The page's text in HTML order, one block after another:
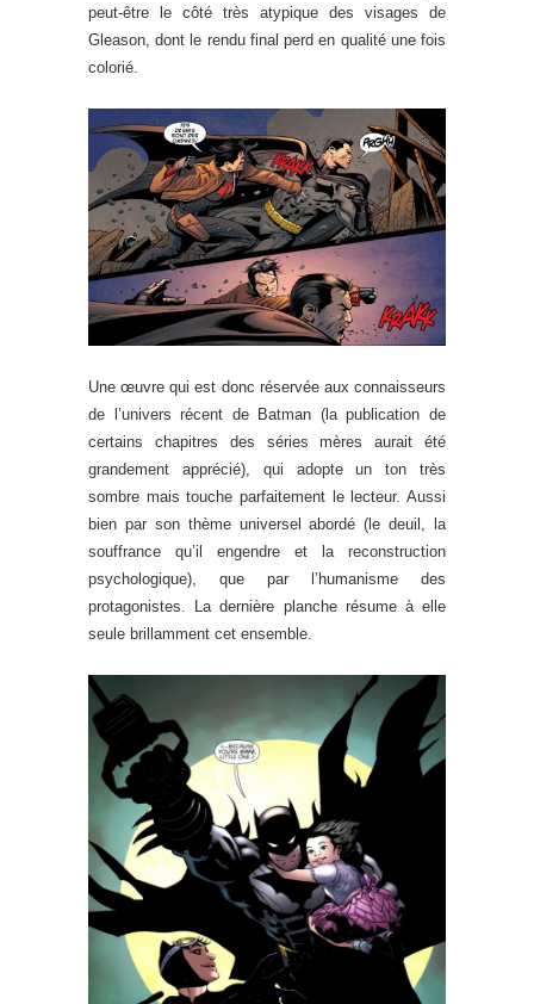
peut-être le côté très atypique des visages de
Gleason, dont le rendu final perd en qualité une fois
colorié.
Une œuvre qui est donc réservée aux connaisseurs
de l’univers récent de Batman (la publication de
certains chapitres des séries mères aurait été
grandement apprécié), qui adopte un ton très
sombre mais touche parfaitement le lecteur. Aussi
bien par son thème universel abordé (le deuil, la
souffrance qu’il engendre et la reconstruction
psychologique), que par l’humanisme des
protagonistes. La dernière planche résume à elle
seule brillamment cet ensemble.